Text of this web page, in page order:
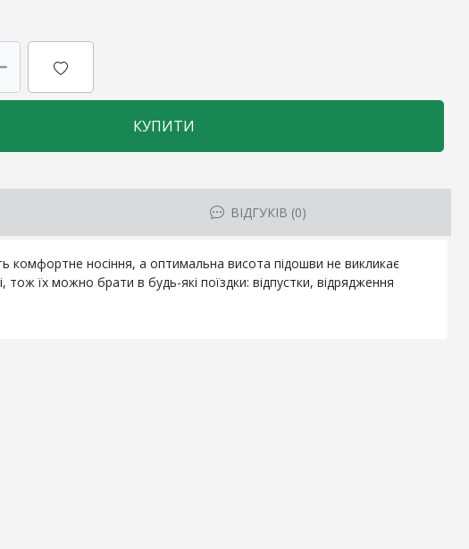
КУПИТИ
ВІДГУКІВ (0)
комфортне носіння, а оптимальна висота підошви не викликає
тож їх можно брати в будь-які поїздки: відпустки, відрядження